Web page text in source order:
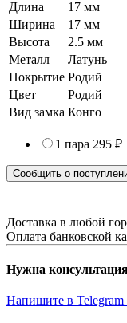
Длина
17 мм
Ширина
17 мм
Высота
2.5 мм
Металл
Латунь
Покрытие Родий
Цвет
Родий
Вид замка Конго
1 пара 295 ₽
Сообщить о
Доставка в любой
Оплата банковской
Нужна
Напишите в Telegram